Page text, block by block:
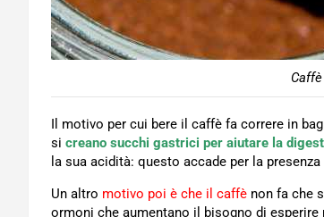
Il motivo per cui bere il caffè fa correre in
si creano succhi gastrici per aiutare la
la sua acidità: questo accade per la
Un altro motivo poi è che il caffè non fa che
ormoni che aumentano il bisogno di esperire